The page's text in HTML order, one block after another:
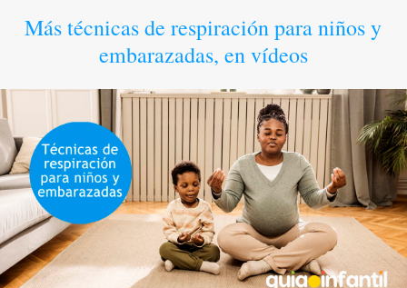
Más técnicas de respiración para niños y
embarazadas, en vídeos